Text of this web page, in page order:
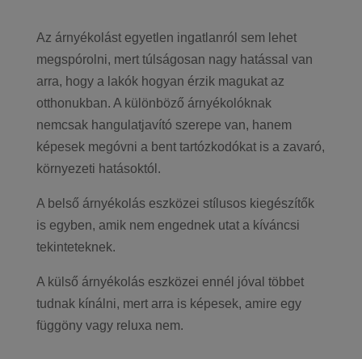
Az árnyékolást egyetlen ingatlanról sem lehet
megspórolni, mert túlságosan nagy hatással van
arra, hogy a lakók hogyan érzik magukat az
otthonukban. A különböző árnyékolóknak
nemcsak hangulatjavító szerepe van, hanem
képesek megóvni a bent tartózkodókat is a zavaró,
környezeti hatásoktól.
A belső árnyékolás eszközei stílusos kiegészítők
is egyben, amik nem engednek utat a kíváncsi
tekinteteknek.
A külső árnyékolás eszközei ennél jóval többet
tudnak kínálni, mert arra is képesek, amire egy
függöny vagy reluxa nem.